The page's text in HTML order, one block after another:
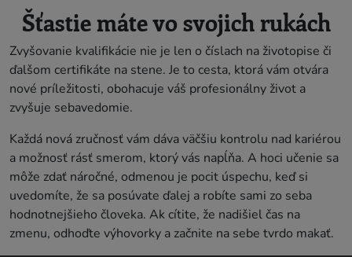
Šťastie máte vo svojich rukách
Zvyšovanie kvalifikácie nie je len o číslach na životopise či
ďalšom certifikáte na stene. Je to cesta, ktorá vám otvára
nové príležitosti, obohacuje váš profesionálny život a
zvyšuje sebavedomie.
Každá nová zručnosť vám dáva väčšiu kontrolu nad kariérou
a možnosť rásť smerom, ktorý vás napĺňa. A hoci učenie sa
môže zdať náročné, odmenou je pocit úspechu, keď si
uvedomíte, že sa posúvate ďalej a robíte sami zo seba
hodnotnejšieho človeka. Ak cítite, že nadišiel čas na
zmenu, odhoďte výhovorky a začnite na sebe tvrdo makať.